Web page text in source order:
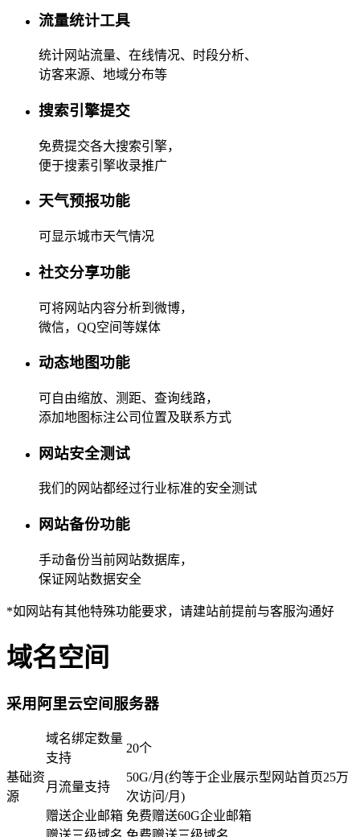
流量统计工具
统计网站流量、在线情况、时段分析、
访客来源、地域分布等
搜索引擎提交
免费提交各大搜索引擎，
便于搜素引擎收录推广
天气预报功能
可显示城市天气情况
社交分享功能
可将网站内容分析到微博，
微信，QQ空间等媒体
动态地图功能
可自由缩放、测距、查询线路，
添加地图标注公司位置及联系方式
网站安全测试
我们的网站都经过行业标准的安全测试
网站备份功能
手动备份当前网站数据库，
保证网站数据安全
*如网站有其他特殊功能要求，请建站前提前与客服沟通好
域名空间
采用阿里云空间服务器
基础资
源
域名绑定数量
支持
20个
月流量支持
50G/月(约等于企业展示型网站首页25万
次访问/月)
赠送企业邮箱 免费赠送60G企业邮箱